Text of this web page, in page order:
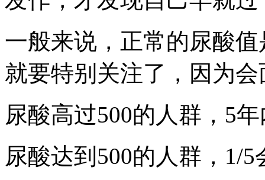
一般来说，正常的尿酸
就要特别关注了，因为
尿酸高过500的人群，5
尿酸达到500的人群，1/